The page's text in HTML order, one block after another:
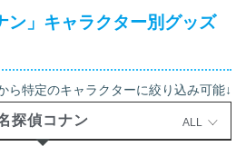
ン」キャラクター別グッズ
ら特定のキャラクターに絞り込み可能↓
探偵コナン ALL